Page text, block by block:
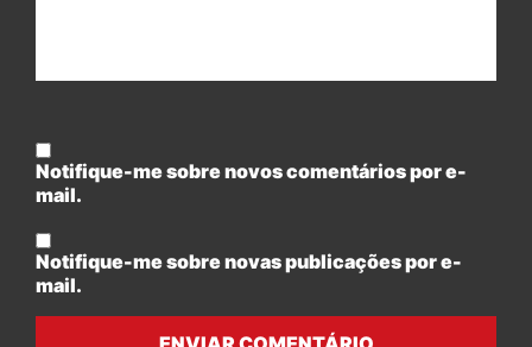
Notifique-me sobre novos comentários por e-
mail.
Notifique-me sobre novas publicações por e-
mail.